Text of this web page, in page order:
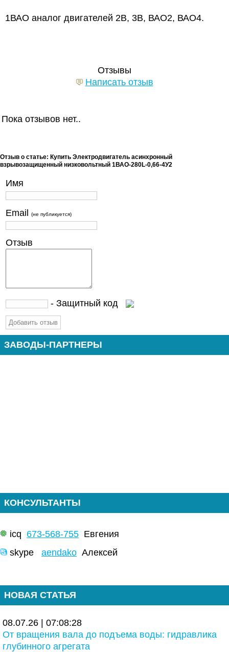
1ВАО аналог двигателей 2В, 3В, ВАО2, ВАО4.
Отзывы
Написать отзыв
Пока отзывов нет..
Отзыв о статье: Купить Электродвигатель асинхронный
взрывозащищенный низковольтный 1ВАО-280L-0,66-4У2
Имя
Email (не публикуется)
Отзыв
- Защитный код
ЗАВОДЫ-ПАРТНЕРЫ
КОНСУЛЬТАНТЫ
icq 673-568-755 Евгения
skype aendako Алексей
НОВАЯ СТАТЬЯ
08.07.26 | 07:08:28
От вращения вала до подъема воды: гидравлика
глубинного агрегата